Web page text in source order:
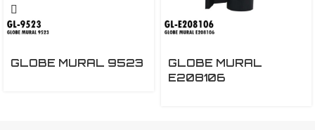
GLOBE MURAL 9523
GLOBE MURAL
E208106